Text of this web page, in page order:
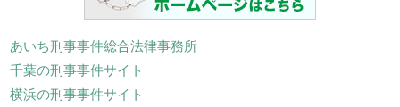
あいち刑事事件総合法律事務所
千葉の刑事事件サイト
横浜の刑事事件サイト